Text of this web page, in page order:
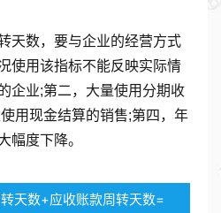
天数，要与企业的经营方式
使用该指标不能反映实际情
企业;第二，大量使用分期收
用现金结算的销售;第四，年
幅度下降。
天数+应收账款周转天数=